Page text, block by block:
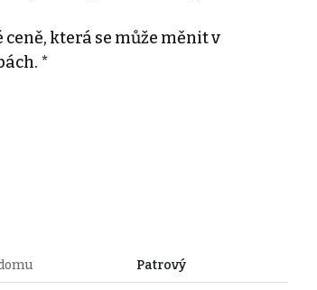
která se může měnit v
*
Patrový